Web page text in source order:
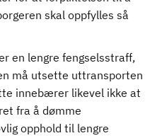
skal oppfylles så
en lengre fengselsstraff,
må utsette uttransporten
innebærer likevel ikke at
fra å dømme
opphold til lengre